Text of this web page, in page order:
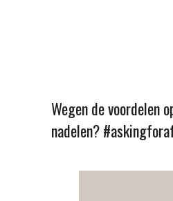
Wegen de voordelen
nadelen?